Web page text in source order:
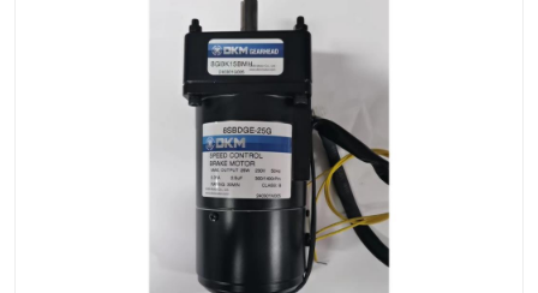
JSCC精研电机
精晟邦四大系列
精晟邦微型齿轮减速电机
晟邦电机
东元电机